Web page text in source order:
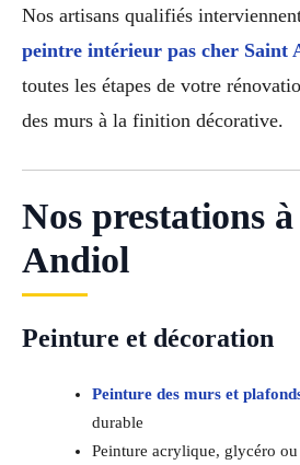
Nos artisans qualifiés
peintre intérieur pas cher Saint
toutes les étapes de votre
des murs à la finition décorative.
Nos prestations
Andiol
Peinture et décoration
Peinture des murs et
durable
Peinture acrylique, glycéro